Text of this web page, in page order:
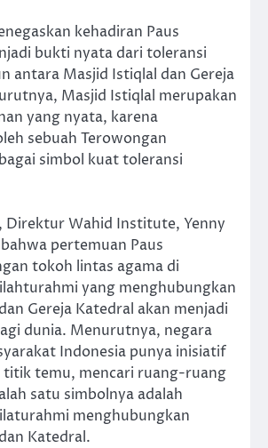
kehadiran Paus
bukti nyata dari toleransi
antara Masjid Istiqlal dan Gereja
Masjid Istiqlal merupakan
yang nyata, karena
sebuah Terowongan
simbol kuat toleransi
Direktur Wahid Institute, Yenny
pertemuan Paus
tokoh lintas agama di
yang menghubungkan
Gereja Katedral akan menjadi
dunia. Menurutnya, negara
Indonesia punya inisiatif
titik temu, mencari ruang-ruang
satu simbolnya adalah
menghubungkan
Katedral.